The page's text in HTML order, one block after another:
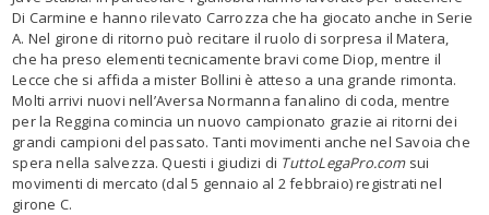
Di Carmine e hanno rilevato Carrozza che ha giocato anche in Serie
A. Nel girone di ritorno può recitare il ruolo di sorpresa il Matera,
che ha preso elementi tecnicamente bravi come Diop, mentre il
Lecce che si affida a mister Bollini è atteso a una grande rimonta.
Molti arrivi nuovi nell’Aversa Normanna fanalino di coda, mentre
per la Reggina comincia un nuovo campionato grazie ai ritorni dei
grandi campioni del passato. Tanti movimenti anche nel Savoia che
spera nella salvezza. Questi i giudizi di TuttoLegaPro.comsui
movimenti di mercato (dal 5 gennaio al 2 febbraio) registrati nel
girone C.